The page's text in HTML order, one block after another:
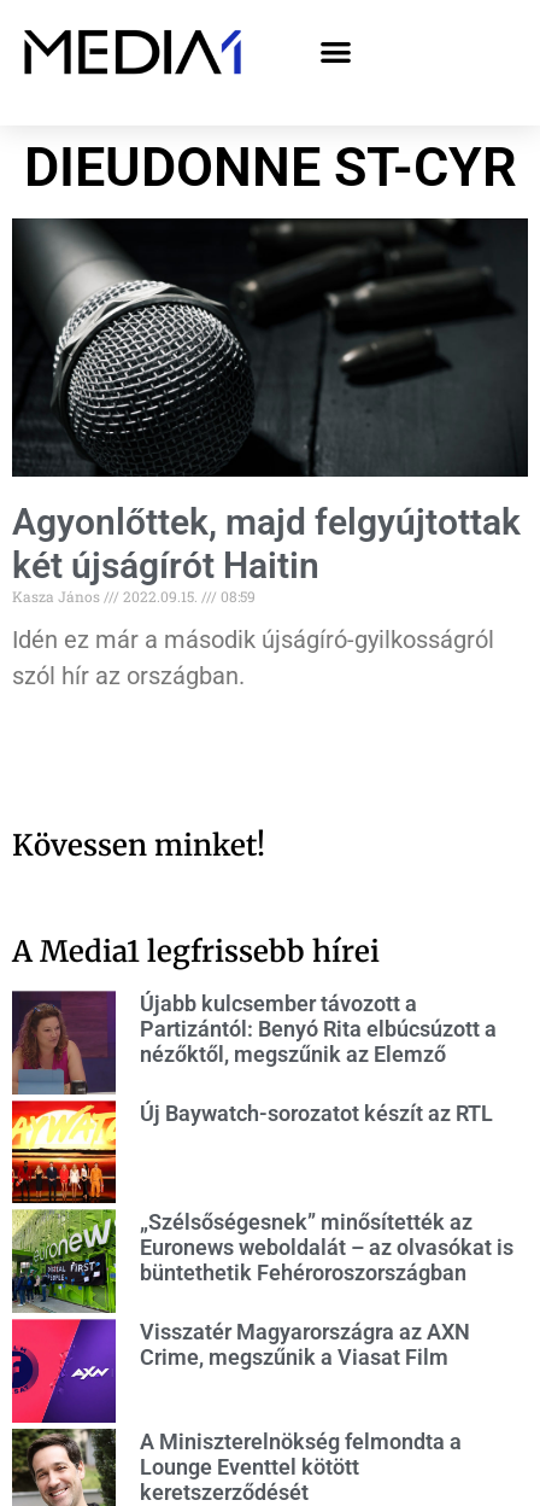
DIEUDONNE ST-CYR
Agyonlőttek, majd felgyújtottak
két újságírót Haitin
Kasza János 2022.09.15. 08:59
Idén ez már a második újságíró-gyilkosságról
szól hír az országban.
Kövessen minket!
A Media1 legfrissebb hírei
Újabb kulcsember távozott a
Partizántól: Benyó Rita elbúcsúzott a
nézőktől, megszűnik az Elemző
Új Baywatch-sorozatot készít az RTL
„Szélsőségesnek” minősítették az
Euronews weboldalát – az olvasókat is
büntethetik Fehéroroszországban
Visszatér Magyarországra az AXN
Crime, megszűnik a Viasat Film
A Miniszterelnökség felmondta a
Lounge Eventtel kötött
keretszerződését